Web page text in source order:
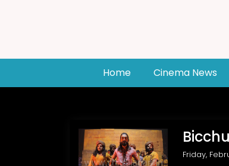
Home(current)Cinema News
Friday,